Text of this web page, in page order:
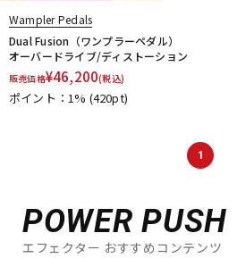
Wampler Pedals
Dual Fusion（ワンプラーペダル）
オーバードライブ/ディストーション
販売価格¥46,200(税込)
ポイント：1% (420pt)
1
POWER PUSH
エフェクター おすすめコンテンツ